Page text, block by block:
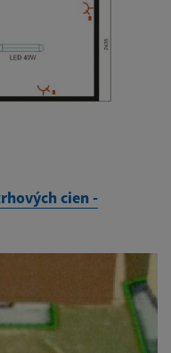
cien -